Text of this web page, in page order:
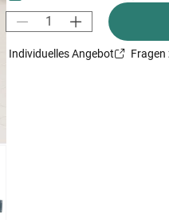
Individuelles Angebot